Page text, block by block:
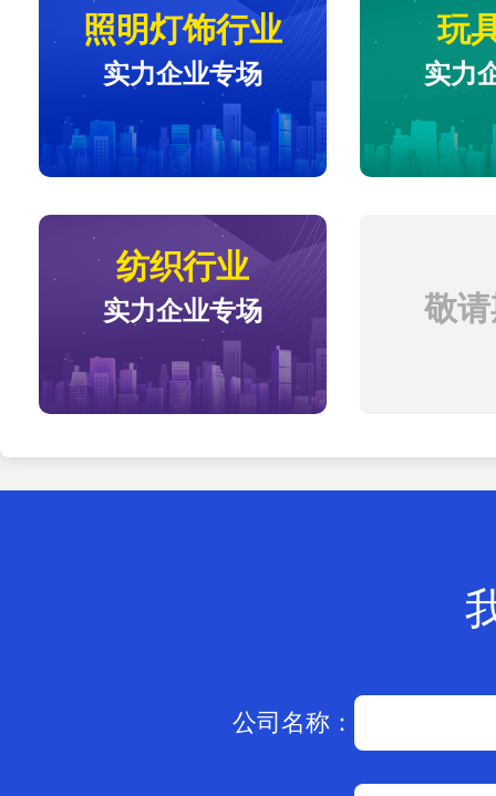
照明灯饰行业
实力企业专场
玩
实力
纺织行业
实力企业专场 敬
公司名称：